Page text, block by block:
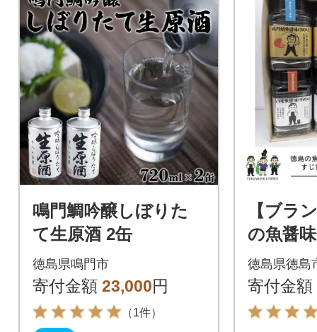
鳴門鯛吟醸しぼりた
て生原酒 2缶
徳島県鳴門市
寄付金額 23,000円
（1件）
【ブラ
の魚醤
じ青の
箱)【
徳島県徳島
寄付金額